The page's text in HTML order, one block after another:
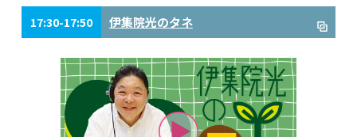
17:30-17:50 伊集院光のタネ